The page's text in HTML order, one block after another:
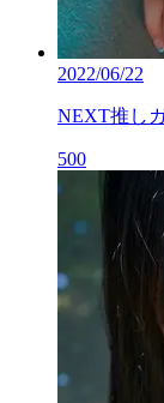
2022/06/22
NEXT推し
500